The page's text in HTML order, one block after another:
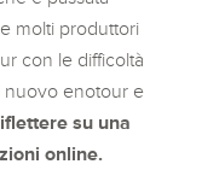
molti produttori
con le difficoltà
nuovo enotour e
su una
online.